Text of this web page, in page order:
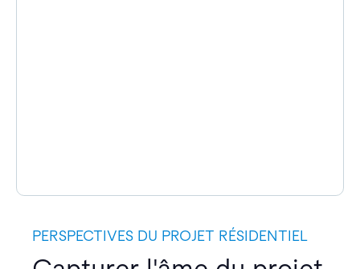
PERSPECTIVES DU PROJET RÉSIDENTIEL